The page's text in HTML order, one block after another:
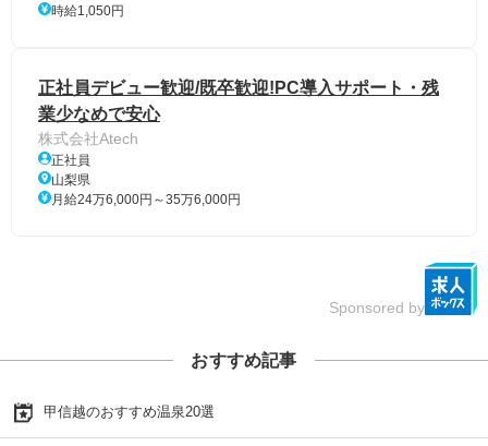
時給1,050円
正社員デビュー歓迎/既卒歓迎!PC導入サポート・残
業少なめで安心
株式会社Atech
正社員
山梨県
月給24万6,000円～35万6,000円
Sponsored by
おすすめ記事
甲信越のおすすめ温泉20選